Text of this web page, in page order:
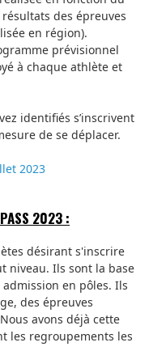
des épreuves
en région).
prévisionnel
à chaque athlète et
identifiés s’inscrivent
de se déplacer.
2023
2023 :
désirant s'inscrire
niveau. Ils sont la base
en pôles. Ils
des épreuves
avons déjà cette
les regroupements les